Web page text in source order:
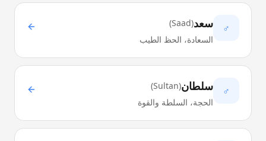
♂ سعد(
Saad
)
السعادة، الحظ الطيب
♂ سلطان(
Sultan
)
الحجة، السلطة والقوة